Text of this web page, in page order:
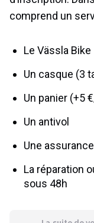
comprend un
Le Vässla Bike
Un casque (3
Un panier (+5
Un antivol
Une assurance
La réparation
sous 48h
La suite de